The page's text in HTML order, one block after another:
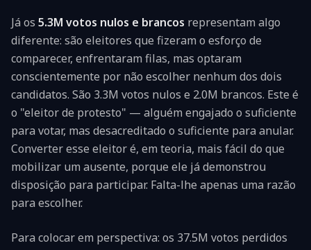
Já os 5.3M votos nulos e brancos representam algo
diferente: são eleitores que fizeram o esforço de
comparecer, enfrentaram filas, mas optaram
conscientemente por não escolher nenhum dos dois
candidatos. São 3.3M votos nulos e 2.0M brancos. Este é
o "eleitor de protesto" — alguém engajado o suficiente
para votar, mas desacreditado o suficiente para anular.
Converter esse eleitor é, em teoria, mais fácil do que
mobilizar um ausente, porque ele já demonstrou
disposição para participar. Falta-lhe apenas uma razão
para escolher.
Para colocar em perspectiva: os 37.5M votos perdidos